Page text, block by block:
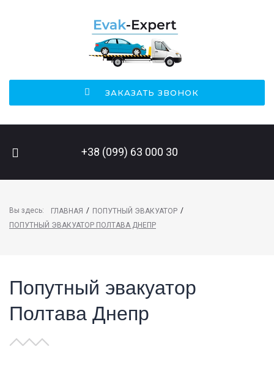
ЗАКАЗАТЬ ЗВОНОК
+38 (099) 63 000 30
Вы здесь: ГЛАВНАЯ / ПОПУТНЫЙ ЭВАКУАТОР /
ПОПУТНЫЙ ЭВАКУАТОР ПОЛТАВА ДНЕПР
Попутный эвакуатор
Полтава Днепр
ПОИСК НА САЙТЕ